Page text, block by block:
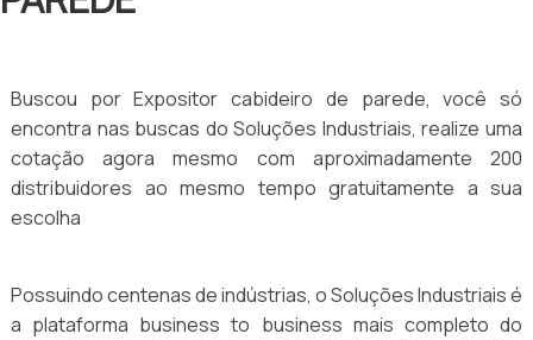
Buscou por Expositor cabideiro de parede, você só
encontra nas buscas do Soluções Industriais, realize uma
cotação agora mesmo com aproximadamente 200
distribuidores ao mesmo tempo gratuitamente a sua
escolha
Possuindo centenas de indústrias, o Soluções Industriais é
a plataforma business to business mais completo do